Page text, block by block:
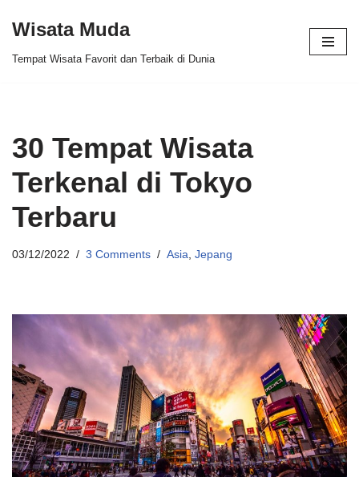
Wisata Muda
Tempat Wisata Favorit dan Terbaik di Dunia
30 Tempat Wisata
Terkenal di Tokyo
Terbaru
03/12/2022 3 Comments Asia Jepang